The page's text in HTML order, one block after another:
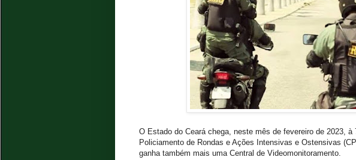
O Estado do Ceará chega, neste mês de fevereiro de 2023, à
Policiamento de Rondas e Ações Intensivas e Ostensivas
ganha também mais uma Central de Videomonitoramento.